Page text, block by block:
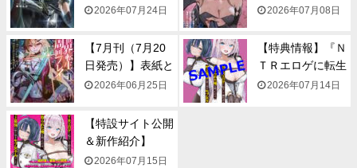
一...2026年07月24日
み...2026年07月08日
【7月刊（7月20
日発売）】表紙と
一...2026年06月25日
【特典情報】『Ｎ
ＴＲエロゲに転生
して...
2026年07月14日
【特設サイト公開
＆新作紹介】
『NTR...
2026年07月15日